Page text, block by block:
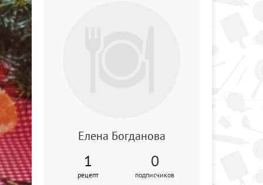
Апельсиновый
кекс
Елена Богданова
1
рецепт
0
подписчиков